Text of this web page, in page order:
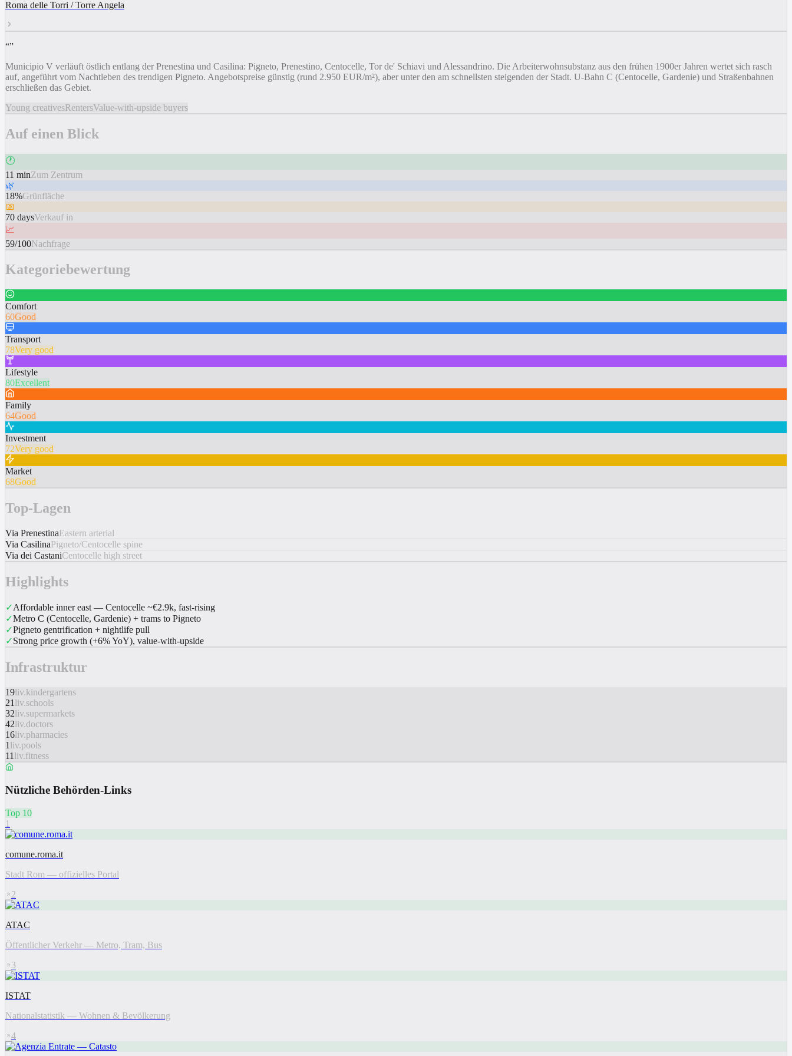
Roma delle Torri / Torre Angela
“”
Municipio V verläuft östlich entlang der Prenestina und Casilina: Pigneto, Prenestino, Centocelle, Tor de' Schiavi und Alessandrino. Die Arbeiterwohnsubstanz aus den frühen 1900er Jahren wertet sich rasch
auf, angeführt vom Nachtleben des trendigen Pigneto. Angebotspreise günstig (rund 2.950 EUR/m²), aber unter den am schnellsten steigenden der Stadt. U-Bahn C (Centocelle, Gardenie) und Straßenbahnen
erschließen das Gebiet.
Young creativesRentersValue-with-upside buyers
Auf einen Blick
🕐
11 minZum Zentrum
🌿
18%Grünfläche
📅
70 daysVerkauf in
📈
59/100Nachfrage
Kategoriebewertung
Comfort
60Good
Transport
78Very good
Lifestyle
80Excellent
Family
64Good
Investment
72Very good
Market
68Good
Top-Lagen
Via PrenestinaEastern arterial
Via CasilinaPigneto/Centocelle spine
Via dei CastaniCentocelle high street
Highlights
✓Affordable inner east — Centocelle ~€2.9k, fast-rising
✓Metro C (Centocelle, Gardenie) + trams to Pigneto
✓Pigneto gentrification + nightlife pull
✓Strong price growth (+6% YoY), value-with-upside
Infrastruktur
19liv.kindergartens
21 liv.schools
32liv.supermarkets
42liv.doctors
16liv.pharmacies
1 liv.pools
11 liv.fitness
Nützliche Behörden-Links
Top 10
1
comune.roma.it
Stadt Rom — offizielles Portal
2
ATAC
Öffentlicher Verkehr — Metro, Tram, Bus
3
ISTAT
Nationalstatistik — Wohnen & Bevölkerung
4